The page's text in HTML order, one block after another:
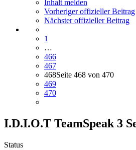
Inhalt melden
Vorheriger offizieller Beitrag
Nächster offizieller Beitrag
1
…
466
467
468Seite 468 von 470
469
470
I.D.I.O.T TeamSpeak 3
Status